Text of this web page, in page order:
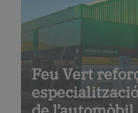
Feu Vert